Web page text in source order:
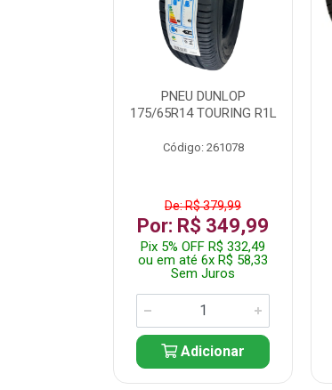
PNEU DUNLOP
175/65R14 TOURING R1L
Código: 261078
De: R$ 379,99
Por: R$ 349,99
Pix 5% OFF R$ 332,49
ou em até 6x R$ 58,33
Sem Juros
Adicionar